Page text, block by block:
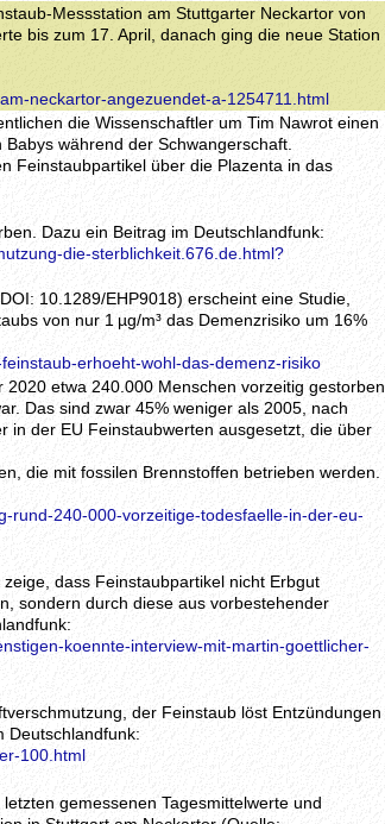
Messstation am Stuttgarter Neckartor von
bis zum 17. April, danach ging die neue Station
neckartor-angezuendet-a-1254711.html
die Wissenschaftler um Tim Nawrot einen
während der Schwangerschaft.
Feinstaubpartikel über die Plazenta in das
Dazu ein Beitrag im Deutschlandfunk:
die-sterblichkeit.676.de.html?
10.1289/EHP9018) erscheint eine Studie,
von nur 1 µg/m³ das Demenzrisiko um 16%
erhoeht-wohl-das-demenz-risiko
etwa 240.000 Menschen vorzeitig gestorben
Das sind zwar 45% weniger als 2005, nach
in der EU Feinstaubwerten ausgesetzt, die über
die mit fossilen Brennstoffen betrieben werden.
rund-240-000-vorzeitige-todesfaelle-in-der-eu-
dass Feinstaubpartikel nicht Erbgut
sondern durch diese aus vorbestehender
koennte-interview-mit-martin-goettlicher-
der Feinstaub löst Entzündungen
Deutschlandfunk:
100.html
gemessenen Tagesmittelwerte und